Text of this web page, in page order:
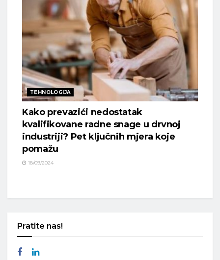
TEHNOLOGIJA
Kako prevazići nedostatak
kvalifikovane radne snage u drvnoj
industriji? Pet ključnih mjera koje
pomažu
18/09/2024
Pratite nas!